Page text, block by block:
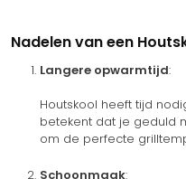
Nadelen van een
Langere opwarmtijd:
Houtskool heeft tijd
betekent dat je geduld
om de perfecte
Schoonmaak: